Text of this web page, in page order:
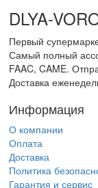
DLYA-
Первый
Самый полный
FAAC, CAME.
Доставка
Информация
О компании
Оплата
Доставка
Политика
Гарантия и сервис